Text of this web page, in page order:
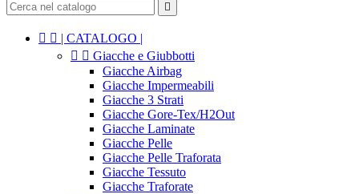

  | CATALOGO |
  Giacche e Giubbotti
Giacche Airbag
Giacche Impermeabili
Giacche 3 Strati
Giacche Gore-Tex/H2Out
Giacche Laminate
Giacche Pelle
Giacche Pelle Traforata
Giacche Tessuto
Giacche Traforate